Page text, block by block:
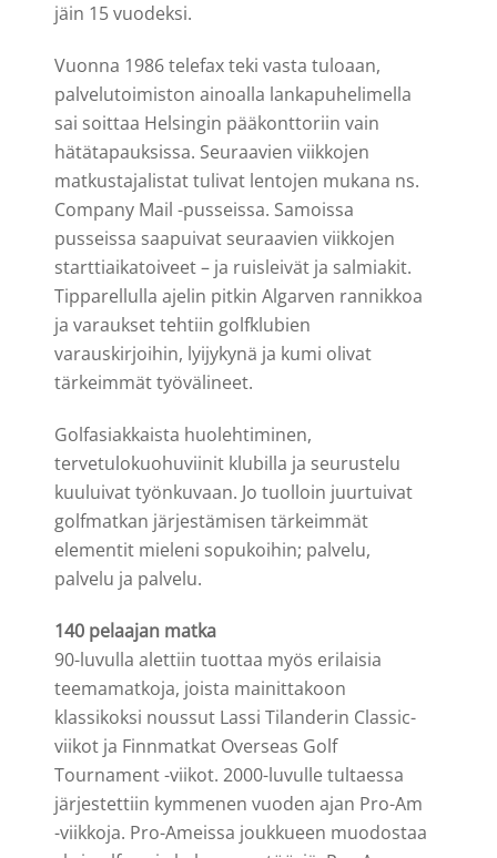
jäin 15 vuodeksi.
Vuonna 1986 telefax teki vasta tuloaan,
palvelutoimiston ainoalla lankapuhelimella
sai soittaa Helsingin pääkonttoriin vain
hätätapauksissa. Seuraavien viikkojen
matkustajalistat tulivat lentojen mukana ns.
Company Mail -pusseissa. Samoissa
pusseissa saapuivat seuraavien viikkojen
starttiaikatoiveet – ja ruisleivät ja salmiakit.
Tipparellulla ajelin pitkin Algarven rannikkoa
ja varaukset tehtiin golfklubien
varauskirjoihin, lyijykynä ja kumi olivat
tärkeimmät työvälineet.
Golfasiakkaista huolehtiminen,
tervetulokuohuviinit klubilla ja seurustelu
kuuluivat työnkuvaan. Jo tuolloin juurtuivat
golfmatkan järjestämisen tärkeimmät
elementit mieleni sopukoihin; palvelu,
palvelu ja palvelu.
140 pelaajan matka
90-luvulla alettiin tuottaa myös erilaisia
teemamatkoja, joista mainittakoon
klassikoksi noussut Lassi Tilanderin Classic-
viikot ja Finnmatkat Overseas Golf
Tournament -viikot. 2000-luvulle tultaessa
järjestettiin kymmenen vuoden ajan Pro-Am
-viikkoja. Pro-Ameissa joukkueen muodostaa